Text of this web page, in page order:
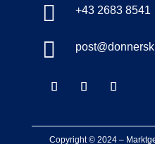
 +43 2683 8541

Copyright © 2024 –